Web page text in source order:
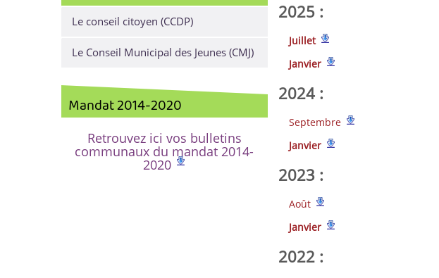
2025 :
Juillet
Janvier
2024 :
Septembre
Janvier
2023 :
Août
Janvier
2022 :
Le conseil citoyen (CCDP)
Le Conseil Municipal des Jeunes (CMJ)
Mandat 2014-2020
Retrouvez ici vos bulletins
communaux du mandat 2014-
2020